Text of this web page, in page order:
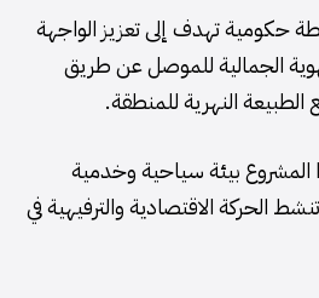
حكومية تهدف إلى تعزيز الواجهة
الجمالية للموصل عن طريق
النهرية للمنطقة.
بيئة سياحية وخدمية
الحركة الاقتصادية والترفيهية في